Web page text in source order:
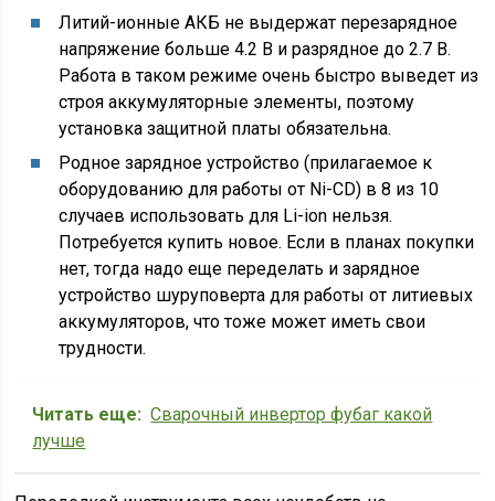
Литий-ионные АКБ не выдержат перезарядное
напряжение больше 4.2 В и разрядное до 2.7 В.
Работа в таком режиме очень быстро выведет из
строя аккумуляторные элементы, поэтому
установка защитной платы обязательна.
Родное зарядное устройство (прилагаемое к
оборудованию для работы от Ni-CD) в 8 из 10
случаев использовать для Li-ion нельзя.
Потребуется купить новое. Если в планах покупки
нет, тогда надо еще переделать и зарядное
устройство шуруповерта для работы от литиевых
аккумуляторов, что тоже может иметь свои
трудности.
Читать еще: Сварочный инвертор фубаг какой
лучше